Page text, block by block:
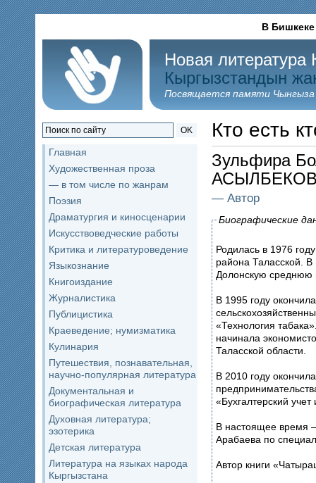
В Бишкеке
Новая литература
Кыргызстандын
Посвящается памяти
OK
Главная
Художественная проза
— в том числе по жанрам
Поэзия
Драматургия и киносценарии
Искусствоведческие работы
Критика и литературоведение
Языкознание
Книгоиздание
Журналистика
Публицистика
Краеведение; нумизматика
Кулинария
Путешествия, познавательная,
научно-популярная литература
Документальная и
биографическая литература
Духовная литература;
эзотерика
Детская литература
Литература на языках народа
Кыргызстана
Кто есть
Зульфира
— Автор
Биографические
Родилась в 1976
района Таласской. В 1993 году окончила с отличием
В 1995 году окончила с отличием Таласский
сельскохозяйственный
«Технология табака».
начинала экономистом в
Таласской области.
В 2010 году
предпринимательства по
«Бухгалтерский
В настоящее время – студентка Университета им. И.
Арабаева